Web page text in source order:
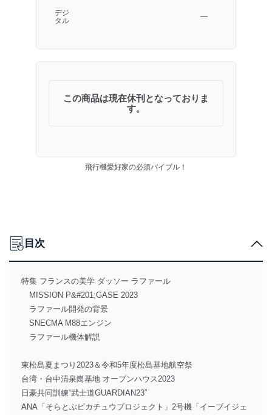
デジ
タル
―
この商品は現在休刊となっておりま
す。
飛行機愛好家の必須バイブル！
目次
特集 フランスの美学 ダッソー ラファール
MISSION P&#201;GASE 2023
ラファール開発の背景
SNECMA M88エンジン
ラファール機体解説
東松島夏まつり2023＆令和5年度松島基地航空祭
台湾・台中清泉崗基地 オープンハウス2023
日豪共同訓練“武士道GUARDIAN23”
ANA「そらとぶピカチュウプロジェクト」2号機「イーブイジェ